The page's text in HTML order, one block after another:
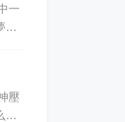
一
見
壓
，